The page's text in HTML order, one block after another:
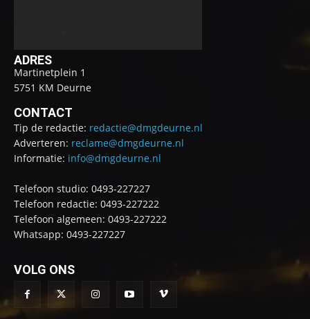
ADRES
Martinetplein 1
5751 KM Deurne
CONTACT
Tip de redactie: redactie@dmgdeurne.nl
Adverteren: reclame@dmgdeurne.nl
Informatie: info@dmgdeurne.nl
Telefoon studio: 0493-227227
Telefoon redactie: 0493-227222
Telefoon algemeen: 0493-227222
Whatsapp: 0493-227227
VOLG ONS